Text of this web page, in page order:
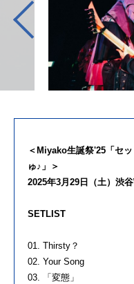
＜Miyako生誕祭'25「セ
ゅ♪」＞
2025年3月29日（土）渋
SETLIST
01. Thirsty？
02. Your Song
03. 「変態」